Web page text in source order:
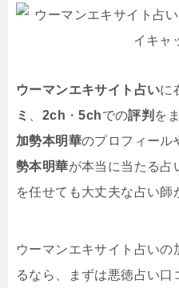
ウーマンエキサイト占いに
ミ
2ch ・5chでの評判 を
加勢本明華のプロフィール
勢本明華が本当に当たる占
を任せても大丈夫な占い師
ウーマンエキサイト占い
るなら、まずは悪徳占い口